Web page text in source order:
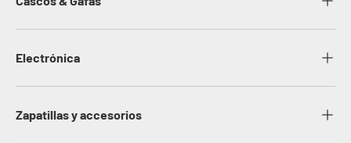
Electrónica
Zapatillas y accesorios